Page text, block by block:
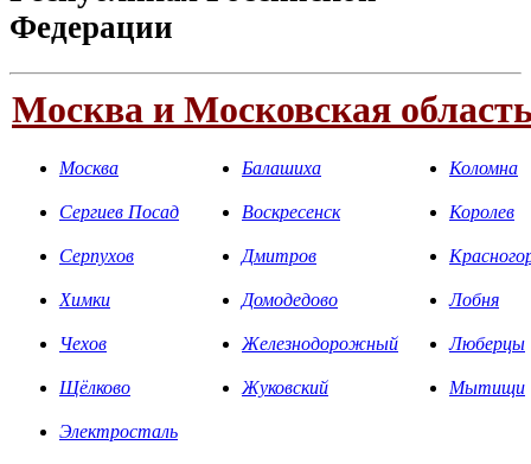
Федерации
Москва и Московская
Москва Балашиха Коломна
Сергиев Посад Воскресенск Королев
Серпухов Дмитров
Химки Домодедово Лобня
Чехов Железнодорожный Люберцы
Щёлково Жуковский Мытищи
Электросталь